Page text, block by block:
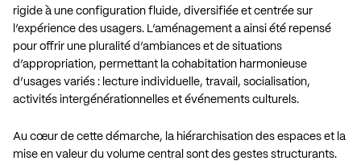
rigide à une configuration fluide, diversifiée et centrée sur
l’expérience des usagers. L’aménagement a ainsi été repensé
pour offrir une pluralité d’ambiances et de situations
d’appropriation, permettant la cohabitation harmonieuse
d’usages variés : lecture individuelle, travail, socialisation,
activités intergénérationnelles et événements culturels.
Au cœur de cette démarche, la hiérarchisation des espaces et la
mise en valeur du volume central sont des gestes structurants.